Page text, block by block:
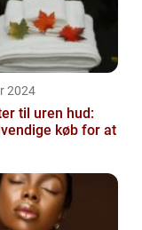
2024
til uren hud:
køb for at